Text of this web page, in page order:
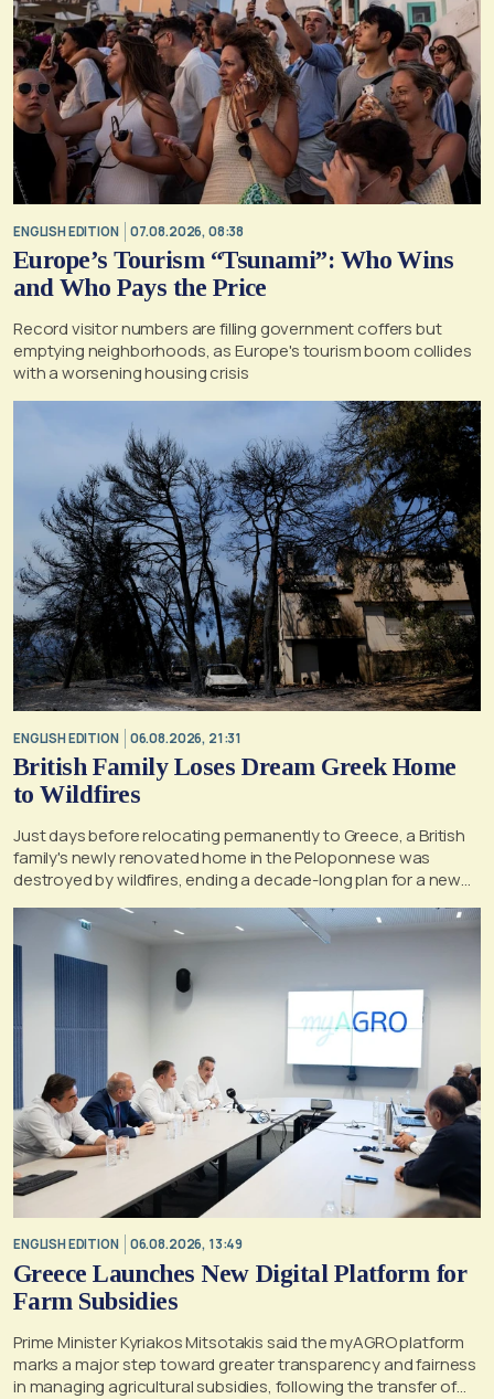
ENGLISH EDITION 07.08.2026, 08:38
Europe’s Tourism “Tsunami”: Who Wins
and Who Pays the Price
Record visitor numbers are filling government coffers but
emptying neighborhoods, as Europe's tourism boom collides
with a worsening housing crisis
ENGLISH EDITION 06.08.2026, 21:31
British Family Loses Dream Greek Home
to Wildfires
Just days before relocating permanently to Greece, a British
family's newly renovated home in the Peloponnese was
destroyed by wildfires, ending a decade-long plan for a new
ENGLISH EDITION 06.08.2026, 13:49
Greece Launches New Digital Platform for
Farm Subsidies
Prime Minister Kyriakos Mitsotakis said the myAGRO platform
marks a major step toward greater transparency and fairness
in managing agricultural subsidies, following the transfer of